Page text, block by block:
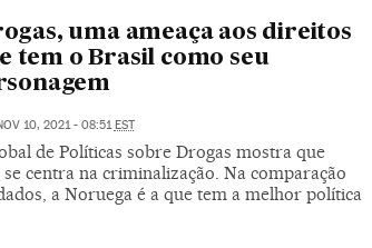
uma ameaça aos direitos
tem o Brasil como seu
10, 2021 - 08:51EST
de Políticas sobre Drogas mostra que
centra na criminalização. Na comparação
a Noruega é a que tem a melhor política